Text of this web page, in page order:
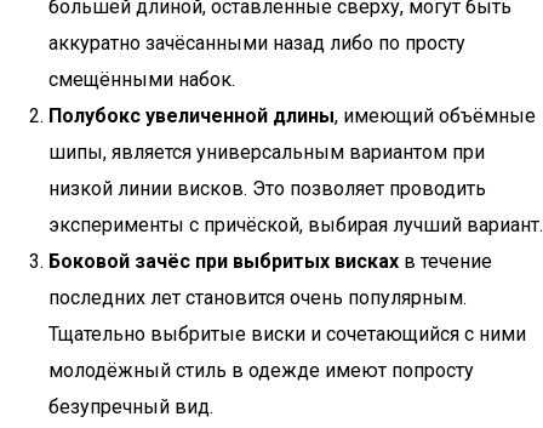
большей длиной, оставленные сверху, могут быть
аккуратно зачёсанными назад либо по просту
смещёнными набок.
Полубокс увеличенной длины, имеющий объёмные
шипы, является универсальным вариантом при
низкой линии висков. Это позволяет проводить
эксперименты с причёской, выбирая лучший вариант.
Боковой зачёс при выбритых висках в течение
последних лет становится очень популярным.
Тщательно выбритые виски и сочетающийся с ними
молодёжный стиль в одежде имеют попросту
безупречный вид.